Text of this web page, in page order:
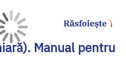
Manual pentru